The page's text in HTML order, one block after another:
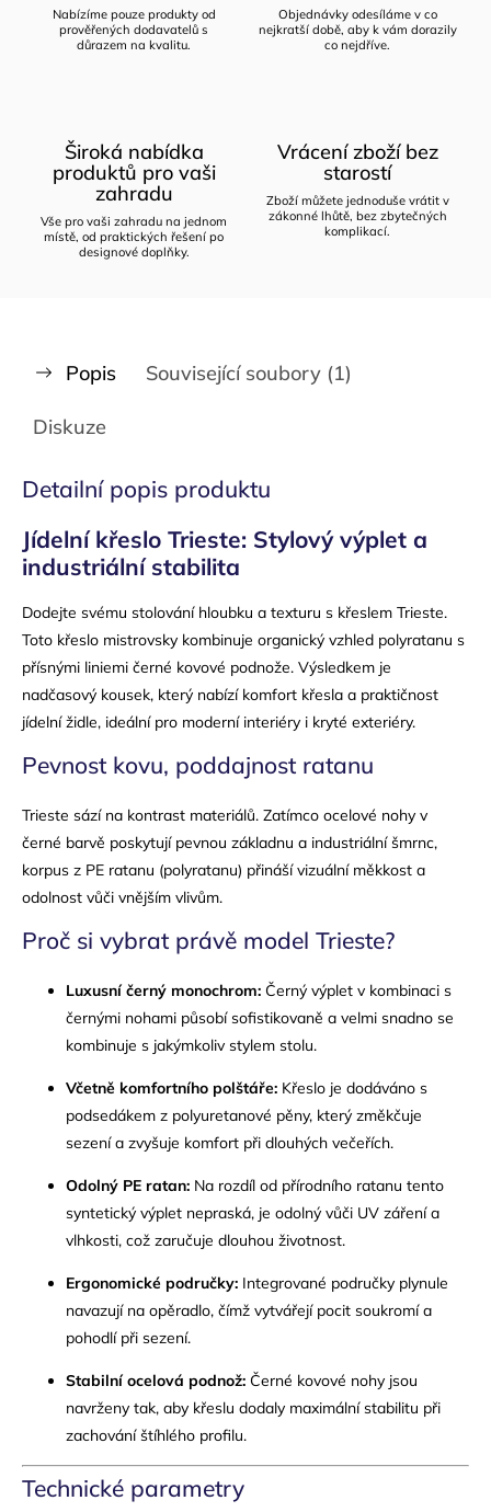
Nabízíme pouze produkty od
prověřených dodavatelů s
důrazem na kvalitu.
Objednávky odesíláme v co
nejkratší době, aby k vám dorazily
co nejdříve.
Široká nabídka
produktů pro vaši
zahradu
Vše pro vaši zahradu na jednom
místě, od praktických řešení po
designové doplňky.
Vrácení zboží bez
starostí
Zboží můžete jednoduše vrátit v
zákonné lhůtě, bez zbytečných
komplikací.
Popis Související soubory (1)
Diskuze
Detailní popis produktu
Jídelní křeslo Trieste: Stylový výplet a
industriální stabilita
Dodejte svému stolování hloubku a texturu s křeslem Trieste.
Toto křeslo mistrovsky kombinuje organický vzhled polyratanu s
přísnými liniemi černé kovové podnože. Výsledkem je
nadčasový kousek, který nabízí komfort křesla a praktičnost
jídelní židle, ideální pro moderní interiéry i kryté exteriéry.
Pevnost kovu, poddajnost ratanu
Trieste sází na kontrast materiálů. Zatímco ocelové nohy v
černé barvě poskytují pevnou základnu a industriální šmrnc,
korpus z PE ratanu (polyratanu) přináší vizuální měkkost a
odolnost vůči vnějším vlivům.
Proč si vybrat právě model Trieste?
Luxusní černý monochrom: Černý výplet v kombinaci s
černými nohami působí sofistikovaně a velmi snadno se
kombinuje s jakýmkoliv stylem stolu.
Včetně komfortního polštáře: Křeslo je dodáváno s
podsedákem z polyuretanové pěny, který změkčuje
sezení a zvyšuje komfort při dlouhých večeřích.
Odolný PE ratan: Na rozdíl od přírodního ratanu tento
syntetický výplet nepraská, je odolný vůči UV záření a
vlhkosti, což zaručuje dlouhou životnost.
Ergonomické područky: Integrované područky plynule
navazují na opěradlo, čímž vytvářejí pocit soukromí a
pohodlí při sezení.
Stabilní ocelová podnož: Černé kovové nohy jsou
navrženy tak, aby křeslu dodaly maximální stabilitu při
zachování štíhlého profilu.
Technické parametry